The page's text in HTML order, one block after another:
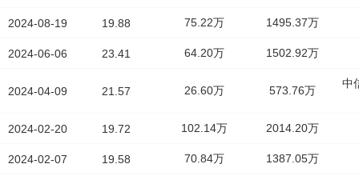
2024-08-19
2024-06-06
2024-04-09
2024-02-20
2024-02-07
19.88 75.22万 1495.37万
23.41 64.20万 1502.92万
21.57 26.60万 573.76万
中
19.72 102.14万 2014.20万
19.58 70.84万 1387.05万